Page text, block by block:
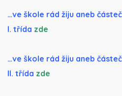
…ve škole rád žiju aneb
I. třída zde
…ve škole rád žiju aneb
II. třída zde